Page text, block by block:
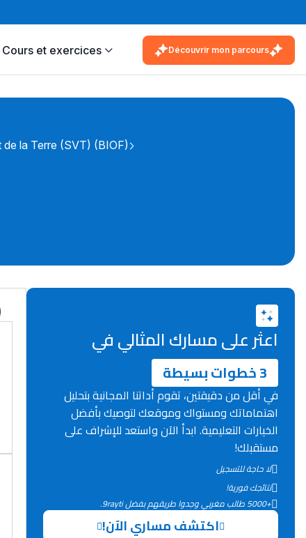
Cours et exercices Découvrir mon parcours
de la Terre (SVT) (BIOF)
اعثر على مسارك المثالي في
3 خطوات بسيطة
في أقل من دقيقتين، تقوم أداتنا المجانية بتحليل
اهتماماتك ومستواك وموقعك لتوصيك بأفضل
الخيارات التعليمية. ابدأ الآن واستعد للإشراف على
مستقبلك!
لا حاجة للتسجيل
نتائجك فورية!
+5000 طالب مغربي وجدوا طريقهم بفضل 9rayti.
اكتشف مساري الآن!